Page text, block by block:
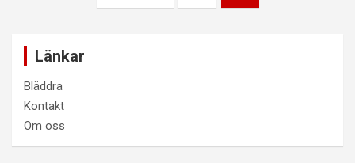
pagination
Länkar
Bläddra
Kontakt
Om oss